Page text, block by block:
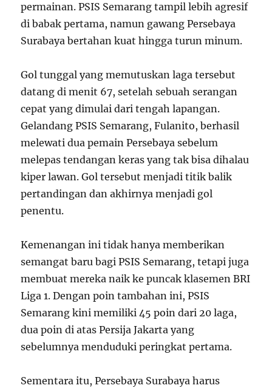
permainan. PSIS Semarang tampil lebih agresif
di babak pertama, namun gawang Persebaya
Surabaya bertahan kuat hingga turun minum.
Gol tunggal yang memutuskan laga tersebut
datang di menit 67, setelah sebuah serangan
cepat yang dimulai dari tengah lapangan.
Gelandang PSIS Semarang, Fulanito, berhasil
melewati dua pemain Persebaya sebelum
melepas tendangan keras yang tak bisa dihalau
kiper lawan. Gol tersebut menjadi titik balik
pertandingan dan akhirnya menjadi gol
penentu.
Kemenangan ini tidak hanya memberikan
semangat baru bagi PSIS Semarang, tetapi juga
membuat mereka naik ke puncak klasemen BRI
Liga 1. Dengan poin tambahan ini, PSIS
Semarang kini memiliki 45 poin dari 20 laga,
dua poin di atas Persija Jakarta yang
sebelumnya menduduki peringkat pertama.
Sementara itu, Persebaya Surabaya harus